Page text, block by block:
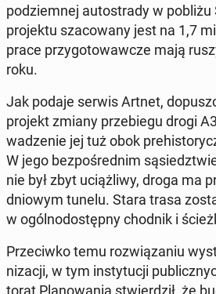
pod­ziem­nej au­to­stra­dy w pobliżu
pro­jek­tu sza­co­wa­ny jest na 1,7
prace przy­go­to­waw­cze mają
roku.
Jak podaje serwis Artnet,
projekt zmiany prze­bie­gu drogi
wa­dze­nie jej tuż obok
W jego bez­po­śred­nim
nie był zbyt uciąż­li­wy, droga ma
dnio­wym tunelu. Stara trasa
w ogól­no­do­stęp­ny chodnik i
Prze­ciw­ko temu roz­wią­za­niu
ni­za­cji, w tym in­sty­tu­cji
to­rat Pla­no­wa­nia stwier­dził, że